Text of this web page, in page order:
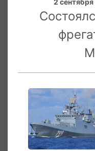
реке принимал
параде ко Дню
3 апреля 2017
стадия
«Адмирал
хорошие
работу всех
2 ноября 2016
подготовки
море корабль
2